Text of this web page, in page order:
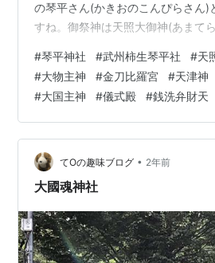
の琴平さん(かきおのこんぴらさん)
すね。御祭神は天照大御神(あまて
奪われましたが、こちらは儀式殿(
の外の道路を右手へ進むと、琴平神
えてきます。天照大御神(あまてら
神宮の神様、大物主神(おおものぬ
金刀比羅宮(ことひらぐう)の神様で
勾配の階段を登り…
#琴平神社 #武州柿生琴平社 #天
#大物主神 #金刀比羅宮 #天津神
#大国主神 #儀式殿 #銭洗弁財天
てOの趣味ブログ • 2年前
大國魂神社